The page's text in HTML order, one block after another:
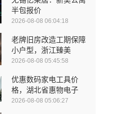
半包报价
2026-08-08 06:04:18
老牌旧房改造工期保障
小户型，浙江臻美
2026-08-08 05:45:58
优惠数码家电工具价
格，湖北省惠物电子
2026-08-08 05:06:27